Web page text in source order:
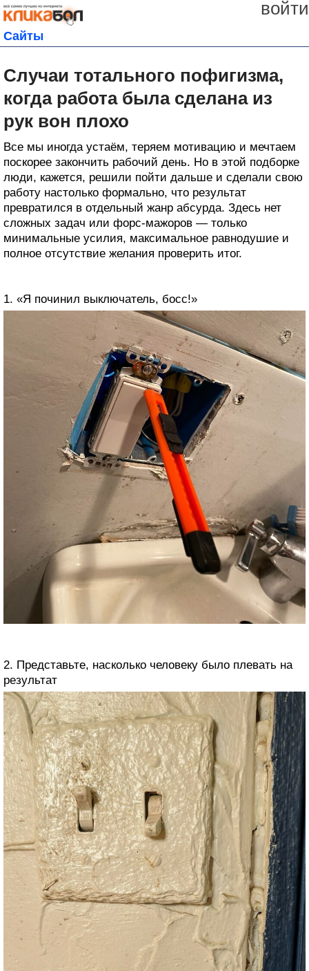
войти
Сайты
Случаи тотального пофигизма,
когда работа была сделана из
рук вон плохо
Все мы иногда устаём, теряем мотивацию и мечтаем
поскорее закончить рабочий день. Но в этой подборке
люди, кажется, решили пойти дальше и сделали свою
работу настолько формально, что результат
превратился в отдельный жанр абсурда. Здесь нет
сложных задач или форс-мажоров — только
минимальные усилия, максимальное равнодушие и
полное отсутствие желания проверить итог.
1. «Я починил выключатель, босс!»
2. Представьте, насколько человеку было плевать на
результат